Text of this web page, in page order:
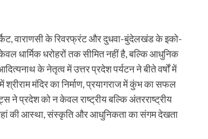
जापान से 9 गुना और चीन से 3 गुना सस्ता है
को नई ऊंचाई देने वाला बजट है।
वाराणसी के रिवरफ्रंट और दुधवा-बुंदेलखंड के इको-
धार्मिक धरोहरों तक सीमित नहीं है, बल्कि आधुनिक
के नेतृत्व में उत्तर प्रदेश पर्यटन ने बीते वर्षों में
श्रीराम मंदिर का निर्माण, प्रयागराज में कुंभ का सफल
ने प्रदेश को न केवल राष्ट्रीय बल्कि अंतरराष्ट्रीय
की आस्था, संस्कृति और आधुनिकता का संगम देखता